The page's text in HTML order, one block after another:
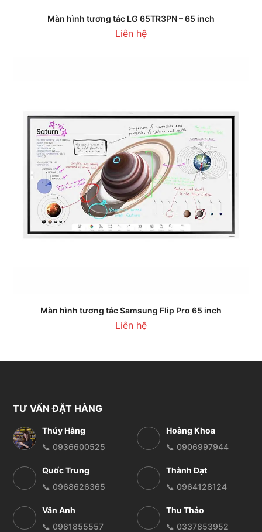
Màn hình tương tác LG 65TR3PN – 65 inch
Liên hệ
Màn hình tương tác Samsung Flip Pro 65 inch
Liên hệ
TƯ VẤN ĐẶT HÀNG
Thúy Hằng
📞 0936600525
Hoàng Khoa
📞 0906997944
Quốc Trung
📞 0968626365
Thành Đạt
📞 0964128124
Vân Anh
📞 0981855557
Thu Thảo
📞 0337853952